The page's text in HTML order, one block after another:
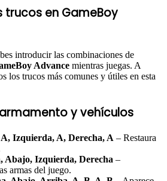
en GameBoy
introducir las combinaciones de
Advance mientras juegas. A
los trucos más comunes y útiles en esta
y vehículos
Izquierda, A, Derecha, A – Restaura
Abajo, Izquierda, Derecha –
armas del juego.